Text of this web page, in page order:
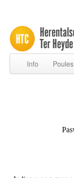
Info Poules